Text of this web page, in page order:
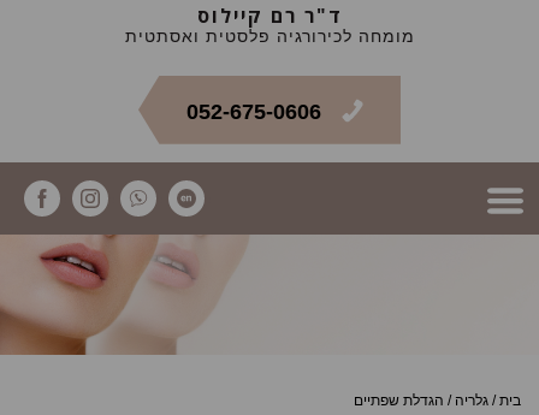
ד"ר רם קיילוס
מומחה לכירורגיה פלסטית ואסתטית
052-675-0606
בית/ גלריה / הגדלת שפתיים